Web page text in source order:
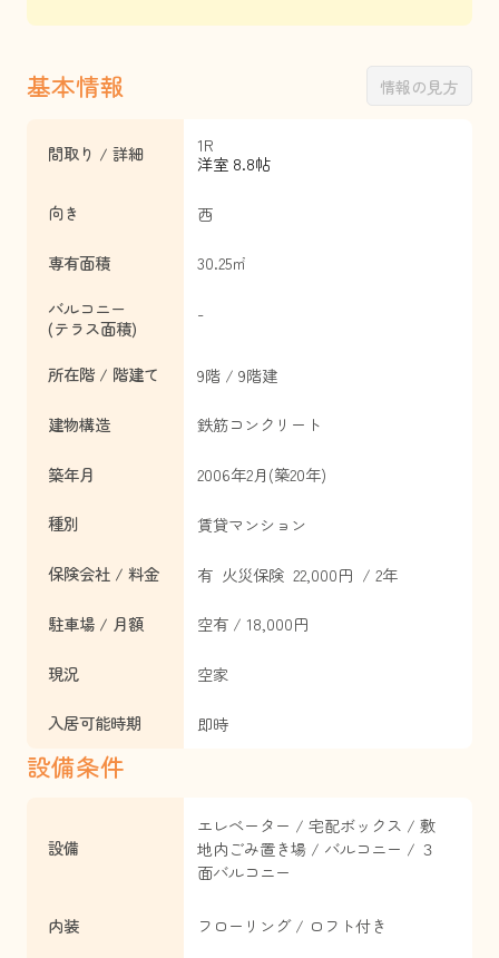
基本情報 情報の見方
間取り / 詳細
1R
洋室 8.8帖
向き 西
専有面積
30.25㎡
バルコニー
(テラス面積)
-
所在階 / 階建て 9階 / 9階建
建物構造 鉄筋コンクリート
築年月 2006年2月(築20年)
種別 賃貸マンション
保険会社 / 料金 有 火災保険 22,000円 / 2年
駐車場 / 月額 空有 / 18,000円
現況 空家
入居可能時期 即時
設備条件
設備
エレベーター / 宅配ボックス / 敷
地内ごみ置き場 / バルコニー / ３
面バルコニー
内装 フローリング / ロフト付き